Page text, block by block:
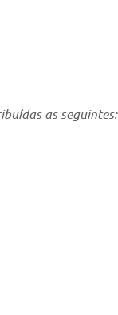
as seguintes: